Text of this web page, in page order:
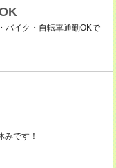
イク・自転車通勤OKで
です！